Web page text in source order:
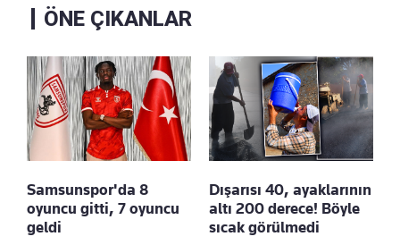
ÖNE ÇIKANLAR
Samsunspor'da 8
oyuncu gitti, 7 oyuncu
geldi
Dışarısı 40, ayaklarının
altı 200 derece! Böyle
sıcak görülmedi